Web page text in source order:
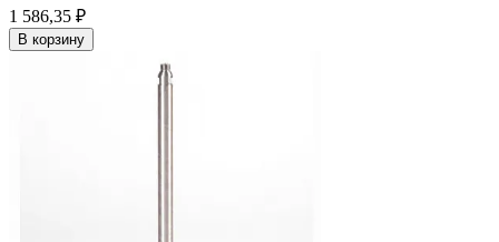
1 586,35 ₽
В корзину